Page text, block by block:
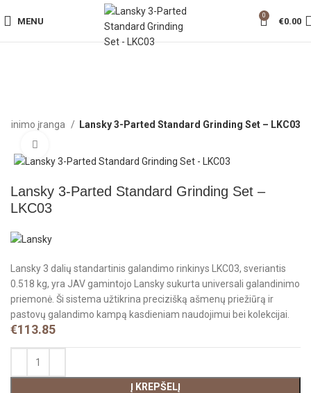
MENU
0
€0.00
įranga Lansky 3-Parted Standard Grinding Set – LKC03
Lansky 3-Parted Standard Grinding Set –
LKC03
Lansky 3 dalių standartinis galandimo rinkinys LKC03, sveriantis
0.518 kg, yra JAV gamintojo Lansky sukurta universali galandinimo
priemonė. Ši sistema užtikrina precizišką ašmenų priežiūrą ir
pastovų galandimo kampą kasdieniam naudojimui bei kolekcijai.
€113.85
Į KREPŠELĮ